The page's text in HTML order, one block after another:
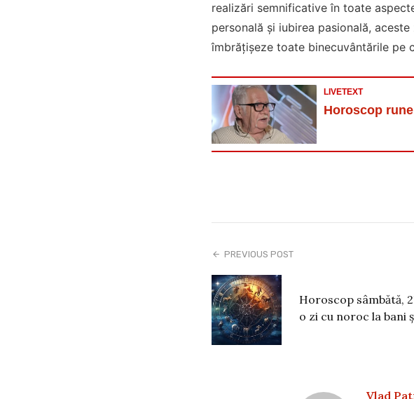
realizări semnificative în toate
personală și iubirea pasională,
îmbrățișeze toate binecuvântările pe
LIVETEXT
Horoscop
PREVIOUS POST
Horoscop sâmbătă,
o zi cu noroc la bani
Vlad